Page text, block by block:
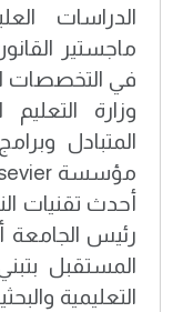
الدراسات
ماجستير
في التخصصات
وزارة
المتبادل
أحدث تقنيات
رئيس الجامعة
المستقبل
التعليمية